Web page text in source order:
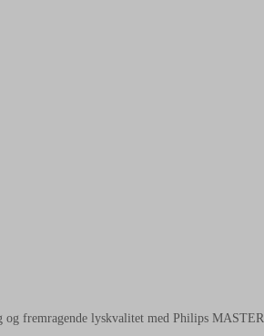
fremragende lyskvalitet med Philips